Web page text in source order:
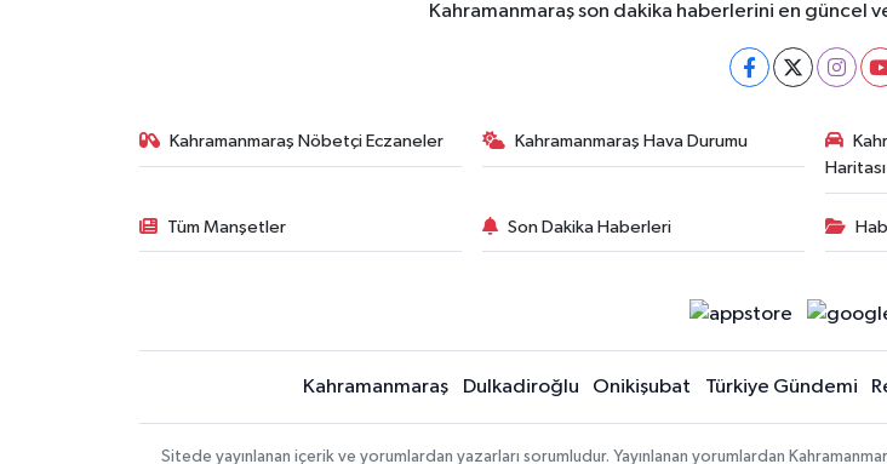
Kahramanmaraş son dakika haberlerini en güncel
Kahramanmaraş Nöbetçi Eczaneler Kahramanmaraş Hava Durumu
Haritası
Tüm Manşetler Son Dakika Haberleri
Kahramanmaraş Dulkadiroğlu Onikişubat Türkiye Gündemi
Sitede yayınlanan içerik ve yorumlardan yazarları sorumludur. Yayınlanan yorumlardan